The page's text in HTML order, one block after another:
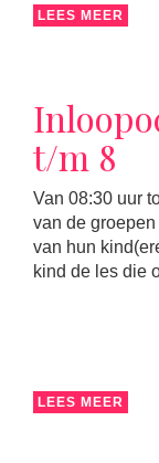
LEES MEER
t/m 8
Van 08:30 uur
van de
van hun
kind de les die
LEES MEER